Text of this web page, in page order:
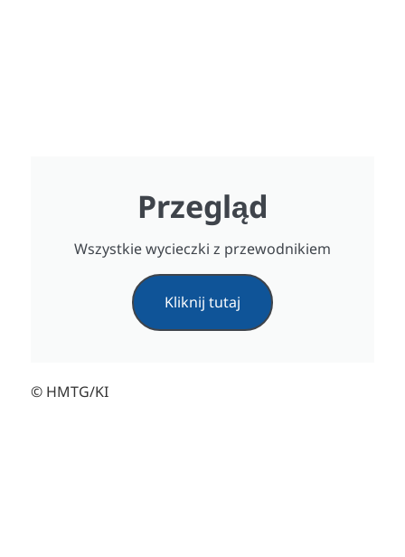
Przegląd
Wszystkie wycieczki z przewodnikiem
Kliknij tutaj
© HMTG/KI